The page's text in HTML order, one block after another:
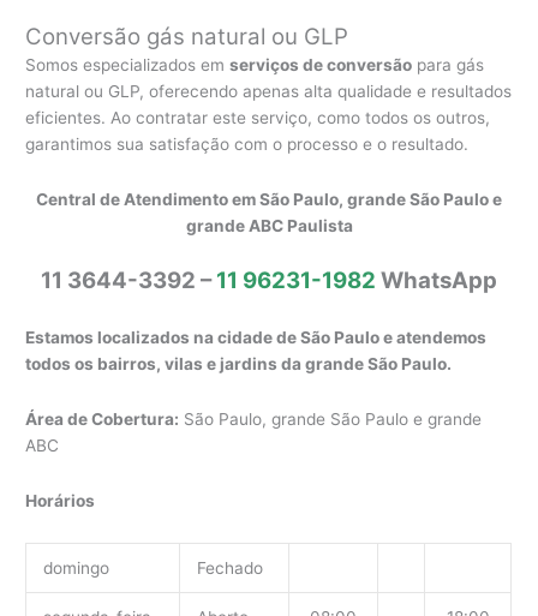
Conversão gás natural ou GLP
Somos especializados emserviços de conversão para gás
natural ou GLP, oferecendo apenas alta qualidade e resultados
eficientes. Ao contratar este serviço, como todos os outros,
garantimos sua satisfação com o processo e o resultado.
Central de Atendimento em São Paulo, grande São Paulo e
grande ABC Paulista
11 3644-3392 –11 96231-1982 WhatsApp
Estamos localizados na cidade de São Paulo e atendemos
todos os bairros, vilas e jardins da grande São Paulo.
Área de Cobertura: São Paulo, grande São Paulo e grande
ABC
Horários
domingo Fechado